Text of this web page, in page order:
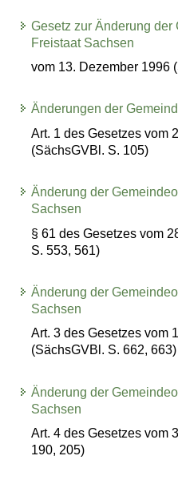
Gesetz zur Änderung der
Freistaat Sachsen
vom 13. Dezember 1996
Änderungen der
Art. 1 des Gesetzes vom
(SächsGVBl. S. 105)
Änderung der
Sachsen
§ 61 des Gesetzes vom
S. 553, 561)
Änderung der
Sachsen
Art. 3 des Gesetzes vom
(SächsGVBl. S. 662, 663)
Änderung der
Sachsen
Art. 4 des Gesetzes vom
190, 205)